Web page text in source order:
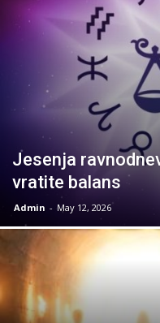
Jesenja
vratite balans
Admin - May 12, 2026